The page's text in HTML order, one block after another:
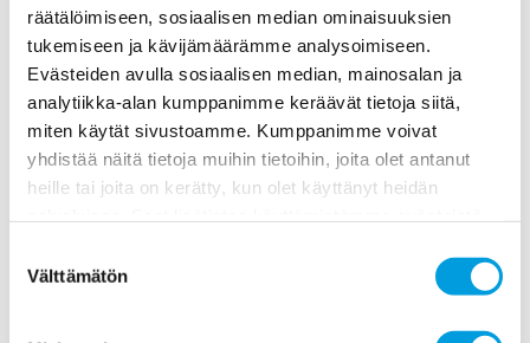
räätälöimiseen, sosiaalisen median ominaisuuksien
tukemiseen ja kävijämäärämme analysoimiseen.
Evästeiden avulla sosiaalisen median, mainosalan ja
analytiikka-alan kumppanimme keräävät tietoja siitä,
miten käytät sivustoamme. Kumppanimme voivat
yhdistää näitä tietoja muihin tietoihin, joita olet antanut
heille tai joita on kerätty, kun olet käyttänyt heidän
valinta
Välttämätön
Ilkka Kiema
Työn ja talouden tutkimus LABORE
Eri mieltä
Profiili ja vastaukset